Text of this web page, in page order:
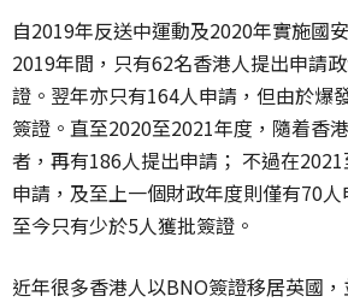
自2019年反送中運動及2020年實施國
2019年間，只有62名香港人提出申請
證。翌年亦只有164人申請，但由於爆
簽證。直至2020至2021年度，隨着香
者，再有186人提出申請； 不過在
申請，及至上一個財政年度則僅有70人
至今只有少於5人獲批簽證。
近年很多香港人以BNO簽證移居英國